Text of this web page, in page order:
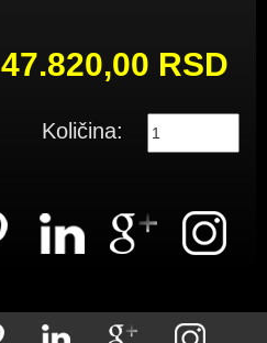
47.820,00 RSD
Količina: